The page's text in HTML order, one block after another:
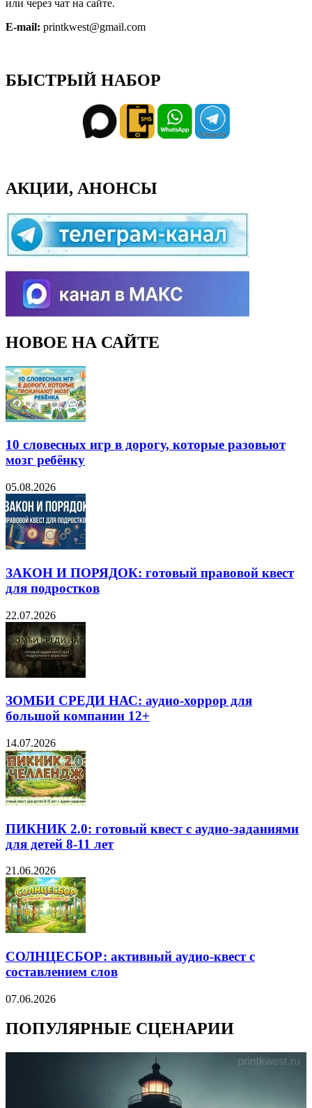
или через чат на сайте.
E-mail: printkwest@gmail.com
БЫСТРЫЙ НАБОР
АКЦИИ, АНОНСЫ
НОВОЕ НА САЙТЕ
10 словесных игр в дорогу, которые разовьют
мозг ребёнку
05.08.2026
ЗАКОН И ПОРЯДОК: готовый правовой квест
для подростков
22.07.2026
ЗОМБИ СРЕДИ НАС: аудио-хоррор для
большой компании 12+
14.07.2026
ПИКНИК 2.0: готовый квест с аудио-заданиями
для детей 8-11 лет
21.06.2026
СОЛНЦЕСБОР: активный аудио-квест с
составлением слов
07.06.2026
ПОПУЛЯРНЫЕ СЦЕНАРИИ